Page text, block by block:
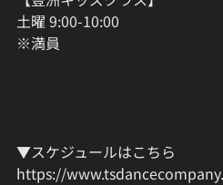
土曜 9:00-10:00
※満員
▼スケジュールはこちら
https://